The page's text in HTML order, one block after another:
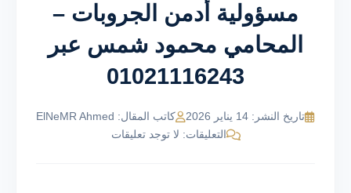
مسؤولية أدمن الجروبات –
المحامي محمود شمس عبر
01021116243
تاريخ النشر: 14 يناير 2026
كاتب المقال: ElNeMR Ahmed
التعليقات: لا توجد تعليقات